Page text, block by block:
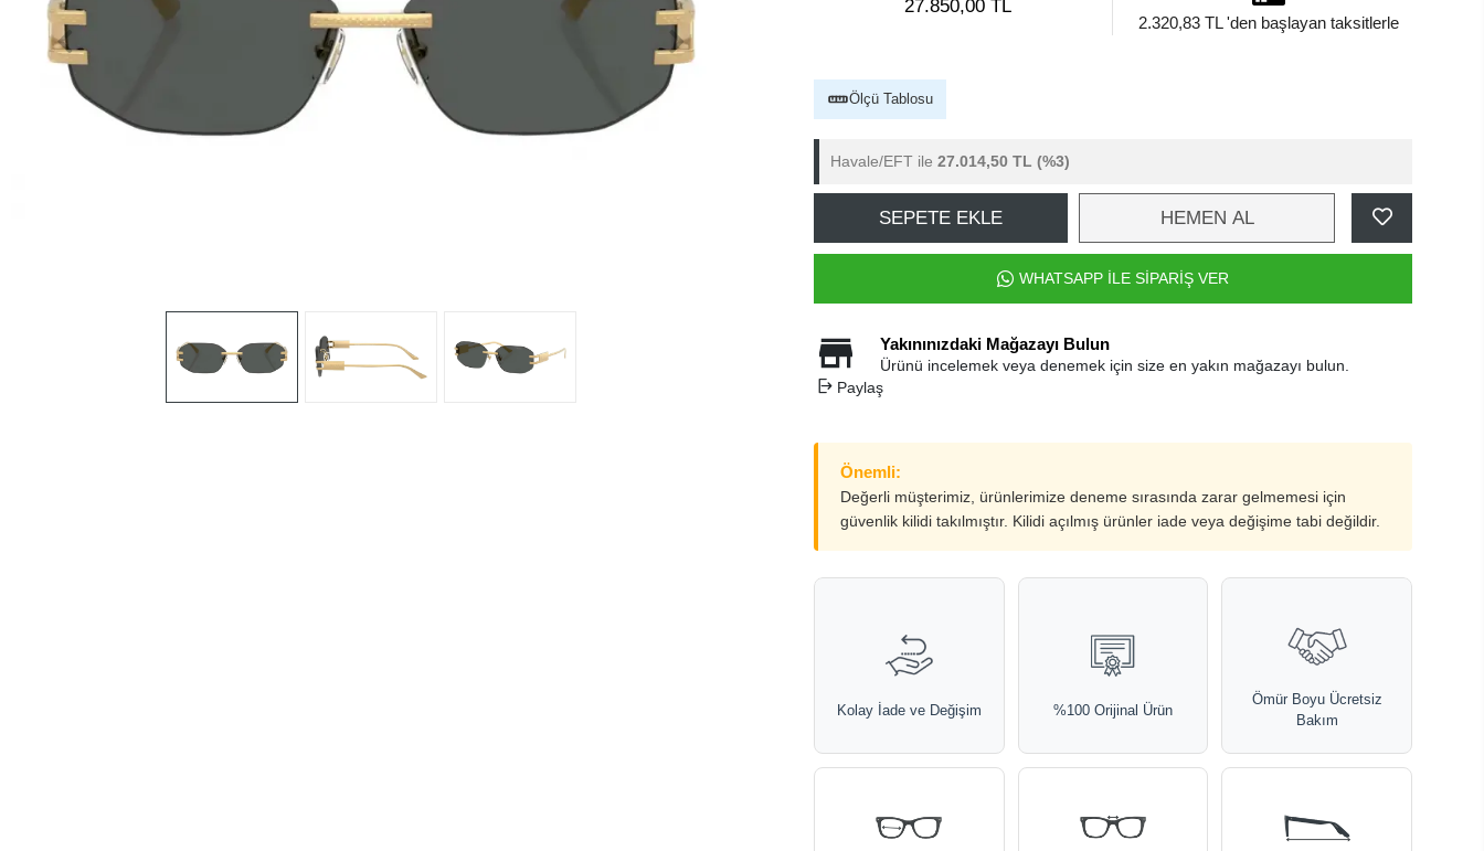
27.850,00 TL
2.320,83 TL 'den başlayan taksitlerle
Ölçü Tablosu
Havale/EFT ile 27.014,50 TL (%3)
SEPETE EKLE HEMEN AL
WHATSAPP İLE SİPARİŞ VER
Yakınınızdaki Mağazayı Bulun
Ürünü incelemek veya denemek için size en yakın mağazayı bulun.
Paylaş
Önemli:
Değerli müşterimiz, ürünlerimize deneme sırasında zarar gelmemesi için
güvenlik kilidi takılmıştır. Kilidi açılmış ürünler iade veya değişime tabi değildir.
Kolay İade ve Değişim %100 Orijinal Ürün
Ömür Boyu Ücretsiz
Bakım